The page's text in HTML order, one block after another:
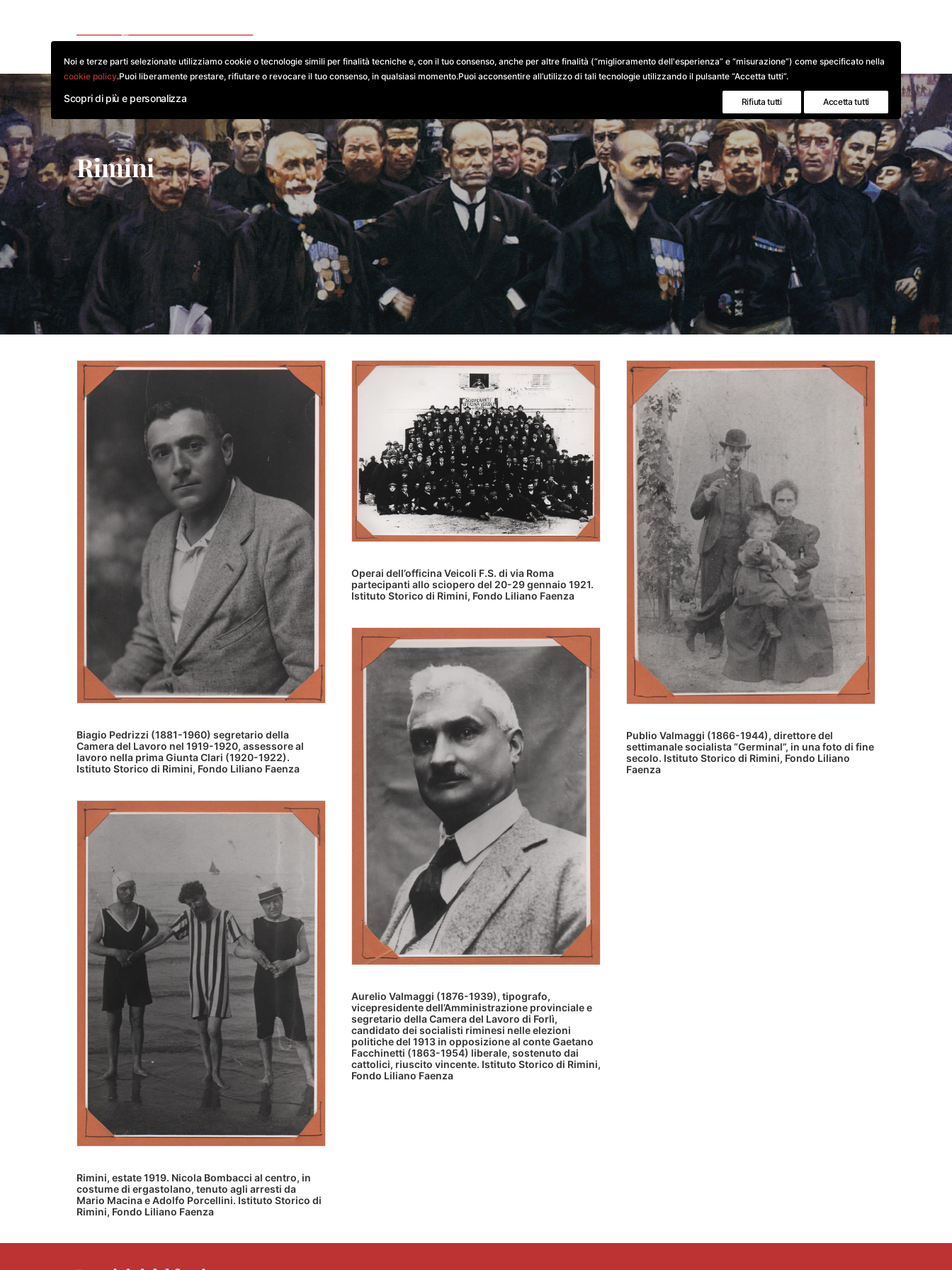
Rimini
Biagio Pedrizzi (1881-1960) segretario della
Camera del Lavoro nel 1919-1920, assessore al
lavoro nella prima Giunta Clari (1920-1922).
Istituto Storico di Rimini, Fondo Liliano Faenza
Operai dell’officina Veicoli F.S. di via Roma
partecipanti allo sciopero del 20-29 gennaio 1921.
Istituto Storico di Rimini, Fondo Liliano Faenza
Publio Valmaggi (1866-1944), direttore del
settimanale socialista “Germinal”, in una foto di fine
secolo. Istituto Storico di Rimini, Fondo Liliano
Faenza
Aurelio Valmaggi (1876-1939), tipografo,
vicepresidente dell’Amministrazione provinciale e
segretario della Camera del Lavoro di Forlì,
candidato dei socialisti riminesi nelle elezioni
politiche del 1913 in opposizione al conte Gaetano
Facchinetti (1863-1954) liberale, sostenuto dai
cattolici, riuscito vincente. Istituto Storico di Rimini,
Fondo Liliano Faenza
Rimini, estate 1919. Nicola Bombacci al centro, in
costume di ergastolano, tenuto agli arresti da
Mario Macina e Adolfo Porcellini. Istituto Storico di
Rimini, Fondo Liliano Faenza
Noi e terze parti selezionate utilizziamo cookie o tecnologie simili per finalità tecniche e, con il tuo consenso, anche per altre finalità (“miglioramento dell'esperienza” e “misurazione”) come specificato nella
cookie policy.Puoi liberamente prestare, rifiutare o revocare il tuo consenso, in qualsiasi momento.Puoi acconsentire all’utilizzo di tali tecnologie utilizzando il pulsante “Accetta tutti”.
Scopri di più e personalizza Rifiuta tutti Accetta tutti